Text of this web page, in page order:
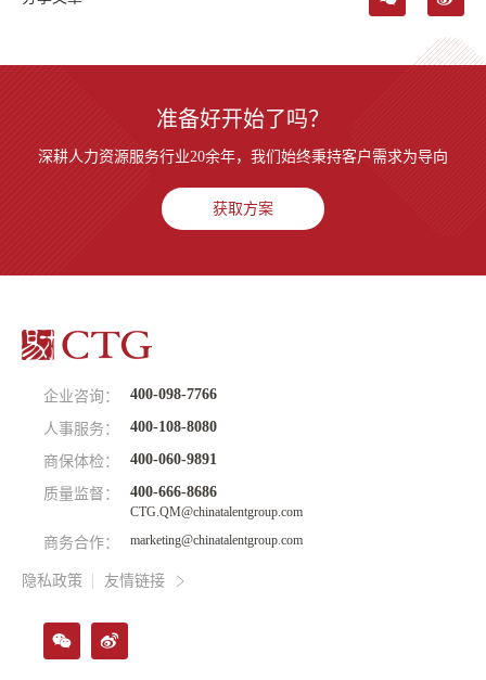
准备好开始了吗？
深耕人力资源服务行业20余年，我们始终秉持客户需求为导向
获取方案
企业咨询： 400-098-7766
人事服务： 400-108-8080
商保体检： 400-060-9891
质量监督： 400-666-8686
CTG.QM@chinatalentgroup.com
商务合作： marketing@chinatalentgroup.com
隐私政策 友情链接